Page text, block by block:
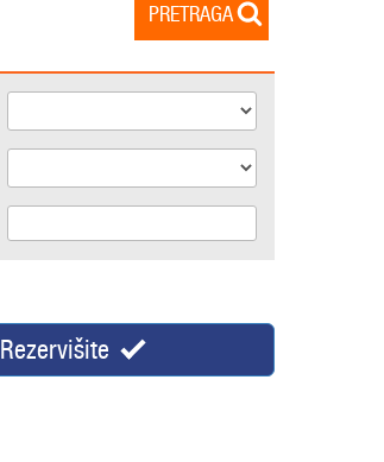
PRETRAGA
Rezervišite